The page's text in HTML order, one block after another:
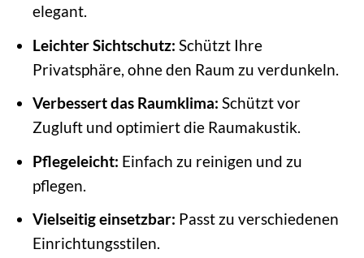
elegant.
Leichter Sichtschutz: Schützt Ihre
Privatsphäre, ohne den Raum zu verdunkeln.
Verbessert das Raumklima: Schützt vor
Zugluft und optimiert die Raumakustik.
Pflegeleicht: Einfach zu reinigen und zu
pflegen.
Vielseitig einsetzbar: Passt zu verschiedenen
Einrichtungsstilen.